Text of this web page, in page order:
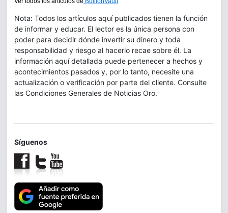
Nota: Todos los artículos aquí publicados tienen la función
de informar y educar. El lector es la única persona con
poder para decidir dónde invertir su dinero y toda
responsabilidad y riesgo al hacerlo recae sobre él. La
información aquí detallada puede pertenecer a hechos y
acontecimientos pasados y, por lo tanto, necesite una
actualización o verificación por parte del cliente. Consulte
las Condiciones Generales de Noticias Oro.
Síguenos